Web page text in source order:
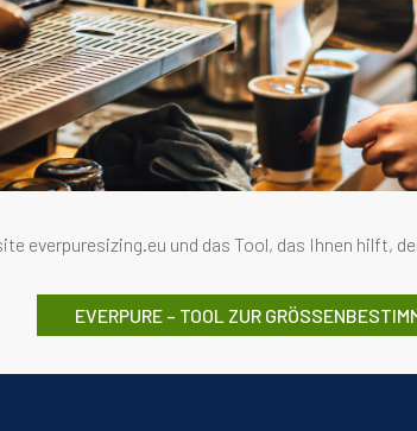
everpuresizing.eu und das Tool, das Ihnen hilft,
EVERPURE – TOOL ZUR